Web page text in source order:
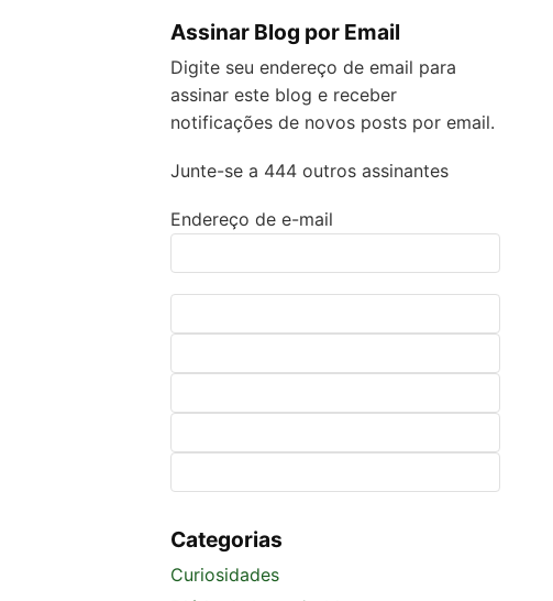
Assinar Blog por Email
Digite seu endereço de email para
assinar este blog e receber
notificações de novos posts por email.
Junte-se a 444 outros assinantes
Endereço de e-mail
Categorias
Curiosidades